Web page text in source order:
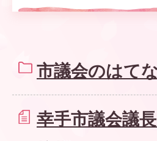
市議会のはてな
幸手市議会議